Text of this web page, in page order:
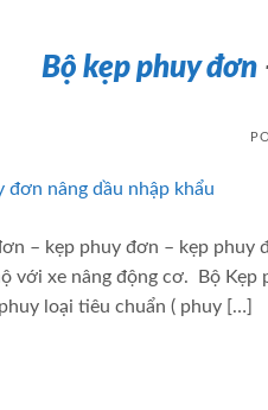
Bộ kẹp phuy đơn
– kẹp phuy đơn – kẹp
với xe nâng động cơ. Bộ
loại tiêu chuẩn ( phuy […]